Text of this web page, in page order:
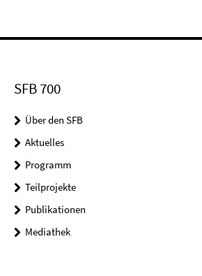
SFB 700
Über den SFB
Aktuelles
Programm
Teilprojekte
Publikationen
Mediathek